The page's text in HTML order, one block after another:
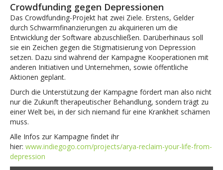
Crowdfunding gegen Depressionen
Das Crowdfunding-Projekt hat zwei Ziele. Erstens, Gelder
durch Schwarmfinanzierungen zu akquirieren um die
Entwicklung der Software abzuschließen. Darüberhinaus soll
sie ein Zeichen gegen die Stigmatisierung von Depression
setzen. Dazu sind während der Kampagne Kooperationen mit
anderen Initiativen und Unternehmen, sowie öffentliche
Aktionen geplant.
Durch die Unterstützung der Kampagne fördert man also nicht
nur die Zukunft therapeutischer Behandlung, sondern trägt zu
einer Welt bei, in der sich niemand für eine Krankheit schämen
muss.
Alle Infos zur Kampagne findet ihr
hier: www.indiegogo.com/projects/arya-reclaim-your-life-from-
depression